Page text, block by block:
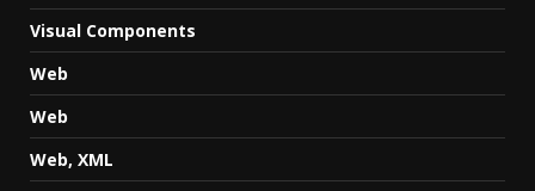
Visual Components
Web
Web
Web, XML